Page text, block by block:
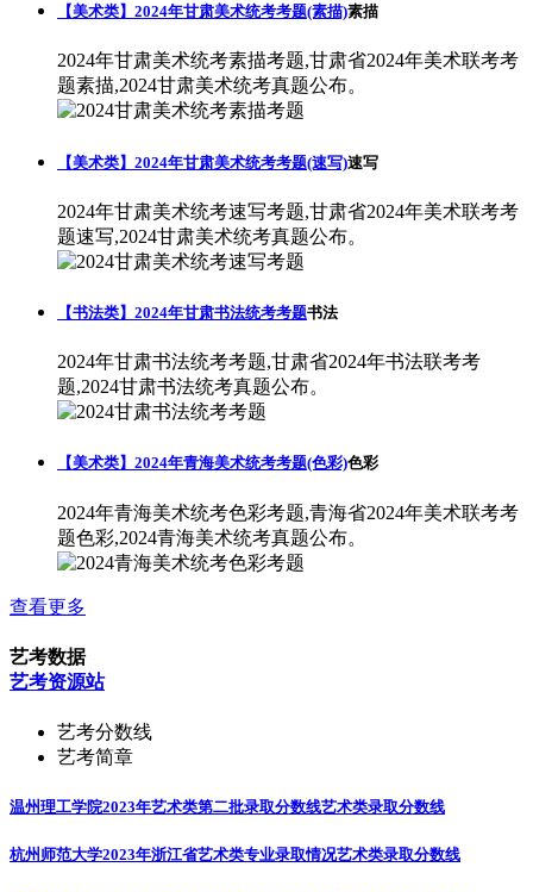
【美术类】2024年甘肃美术统考考题(素描)素描
2024年甘肃美术统考素描考题,甘肃省2024年美术联考考
题素描,2024甘肃美术统考真题公布。
【美术类】2024年甘肃美术统考考题(速写)速写
2024年甘肃美术统考速写考题,甘肃省2024年美术联考考
题速写,2024甘肃美术统考真题公布。
【书法类】2024年甘肃书法统考考题书法
2024年甘肃书法统考考题,甘肃省2024年书法联考考
题,2024甘肃书法统考真题公布。
【美术类】2024年青海美术统考考题(色彩)色彩
2024年青海美术统考色彩考题,青海省2024年美术联考考
题色彩,2024青海美术统考真题公布。
查看更多
艺考数据
艺考资源站
艺考分数线
艺考简章
温州理工学院2023年艺术类第二批录取分数线艺术类录取分数线
杭州师范大学2023年浙江省艺术类专业录取情况艺术类录取分数线